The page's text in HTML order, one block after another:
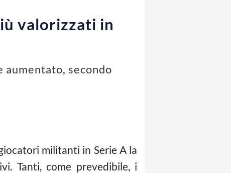
valorizzati in
secondo
militanti in Serie A la
Tanti, come prevedibile, i